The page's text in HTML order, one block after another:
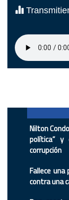
Nilton
política” y
corrupción
Fallece
contra una